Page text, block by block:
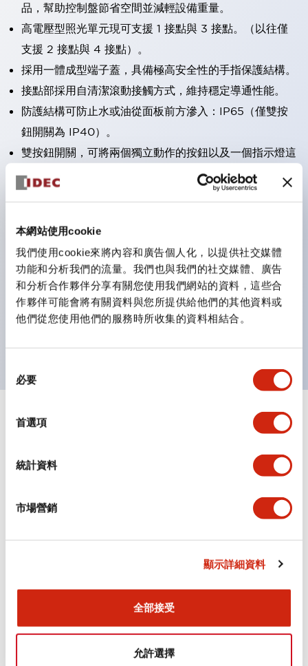
本網站使用cookie
我們使用cookie來將內容和廣告個人化，以提供社交媒體
功能和分析我們的流量。我們也與我們的社交媒體、廣告
和分析合作夥伴分享有關您使用我們網站的資料，這些合
作夥伴可能會將有關資料與您所提供給他們的其他資料或
他們從您使用他們的服務時所收集的資料相結合。
必要
首選項
統計資料
市場營銷
顯示詳細資料
全部接受
允許選擇
品，幫助控制盤節省空間並減輕設備重量。
高電壓型照光單元現可支援 1 接點與 3 接點。（以往僅
支援 2 接點與 4 接點）。
採用一體成型端子蓋，具備極高安全性的手指保護結構。
接點部採用自清潔滾動接觸方式，維持穩定導通性能。
防護結構可防止水或油從面板前方滲入：IP65（僅雙按
鈕開關為 IP40）。
雙按鈕開關，可將兩個獨立動作的按鈕以及一個指示燈這
三種功能集結於一顆開關。
完整支援全球各地需求的多種電壓規格。
需分色管理的 LED 燈泡，如今可用單一顆燈泡呈現多種
顏色。
支援色彩通用設計（CUD）：可清楚辨識正方平頭形指
示燈的亮燈/熄燈狀態，以及點燈時的顏色識別。
符合 ISO 3864-4 安全色規範：在危險或緊急狀況下，
規格 顯示全部 +